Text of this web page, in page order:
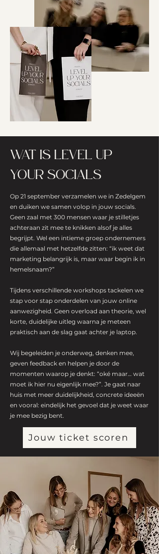
WAT IS LEVEL UP
YOUR SOCIALS
Op 21 september verzamelen we in Zedelgem
en duiken we samen volop in jouw socials.
Geen zaal met 300 mensen waar je stilletjes
achteraan zit mee te knikken alsof je alles
begrijpt. Wel een intieme groep ondernemers
die allemaal met hetzelfde zitten: “ik weet dat
marketing belangrijk is, maar waar begin ik in
hemelsnaam?”
Tijdens verschillende workshops tackelen we
stap voor stap onderdelen van jouw online
aanwezigheid. Geen overload aan theorie, wel
korte, duidelijke uitleg waarna je meteen
praktisch aan de slag gaat achter je laptop.
Wij begeleiden je onderweg, denken mee,
geven feedback en helpen je door de
momenten waarop je denkt: “oké maar… wat
moet ik hier nu eigenlijk mee?”. Je gaat naar
huis met meer duidelijkheid, concrete ideeën
en vooral: eindelijk het gevoel dat je weet waar
je mee bezig bent.
Jouw ticket scoren